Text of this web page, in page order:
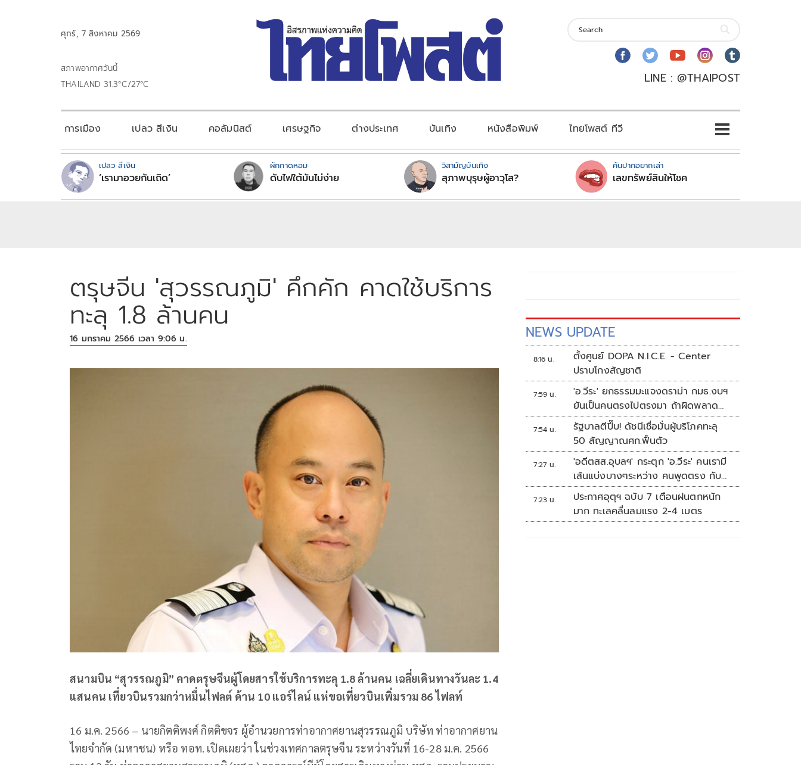
ศุกร์, 7 สิงหาคม 2569
สภาพอากาศวันนี้
THAILAND 31.3°C/27°C
LINE : @THAIPOST
การเมือง เปลว สีเงิน คอลัมนิสต์ เศรษฐกิจ ต่างประเทศ บันเทิง หนังสือพิมพ์ ไทยโพสต์ ทีวี
เปลว สีเงิน
‘เรามาอวยกันเถิด’
ผักกาดหอม
ดับไฟใต้มันไม่ง่าย
วิสามัญบันเทิง
สุภาพบุรุษผู้อาวุโส?
คันปากอยากเล่า
เลขทรัพย์สินให้โชค
ตรุษจีน 'สุวรรณภูมิ' คึกคัก คาดใช้บริการ
ทะลุ 1.8 ล้านคน
16 มกราคม 2566 เวลา 9:06 น.
สนามบิน “สุวรรณภูมิ” คาดตรุษจีนผู้โดยสารใช้บริการทะลุ 1.8 ล้านคน เฉลี่ยเดินทางวันละ 1.4
แสนคน เที่ยวบินรวมกว่าหมื่นไฟลต์ ด้าน 10 แอร์ไลน์ แห่ขอเที่ยวบินเพิ่มรวม 86 ไฟลท์
16 ม.ค. 2566 – นายกิตติพงศ์ กิตติขจร ผู้อำนวยการท่าอากาศยานสุวรรณภูมิ บริษัท ท่าอากาศยาน
ไทยจำกัด (มหาชน) หรือ ทอท. เปิดเผยว่า ในช่วงเทศกาลตรุษจีน ระหว่างวันที่ 16-28 ม.ค. 2566
NEWS UPDATE
8:16 น.
ตั้งศูนย์ DOPA N.I.C.E. - Center
ปราบโกงสัญชาติ
7:59 น.
'อ.วีระ' ยกธรรมมะแจงดราม่า กมธ.งบฯ
ยันเป็นคนตรงไปตรงมา ถ้าผิดพลาด
พร้อมขอโทษ
7:54 น.
รัฐบาลตีปี๊บ! ดัชนีเชื่อมั่นผู้บริโภคทะลุ
50 สัญญาณศก.ฟื้นตัว
7:27 น.
'อดีตสส.อุบลฯ' กระตุก 'อ.วีระ' คนเรามี
เส้นแบ่งบางๆระหว่าง คนพูดตรง กับ
คนมีมารยาท
7:23 น.
ประกาศอุตุฯ ฉบับ 7 เตือนฝนตกหนัก
มาก ทะเลคลื่นลมแรง 2-4 เมตร